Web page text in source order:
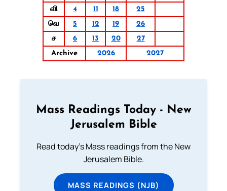
வி
4 11 18
25
வெ
5 12 19
26
ச
6 13 20
27
Archive
2026 2027
Mass Readings Today - New
Jerusalem Bible
Read today's Mass readings from the New
Jerusalem Bible.
MASS READINGS (NJB)